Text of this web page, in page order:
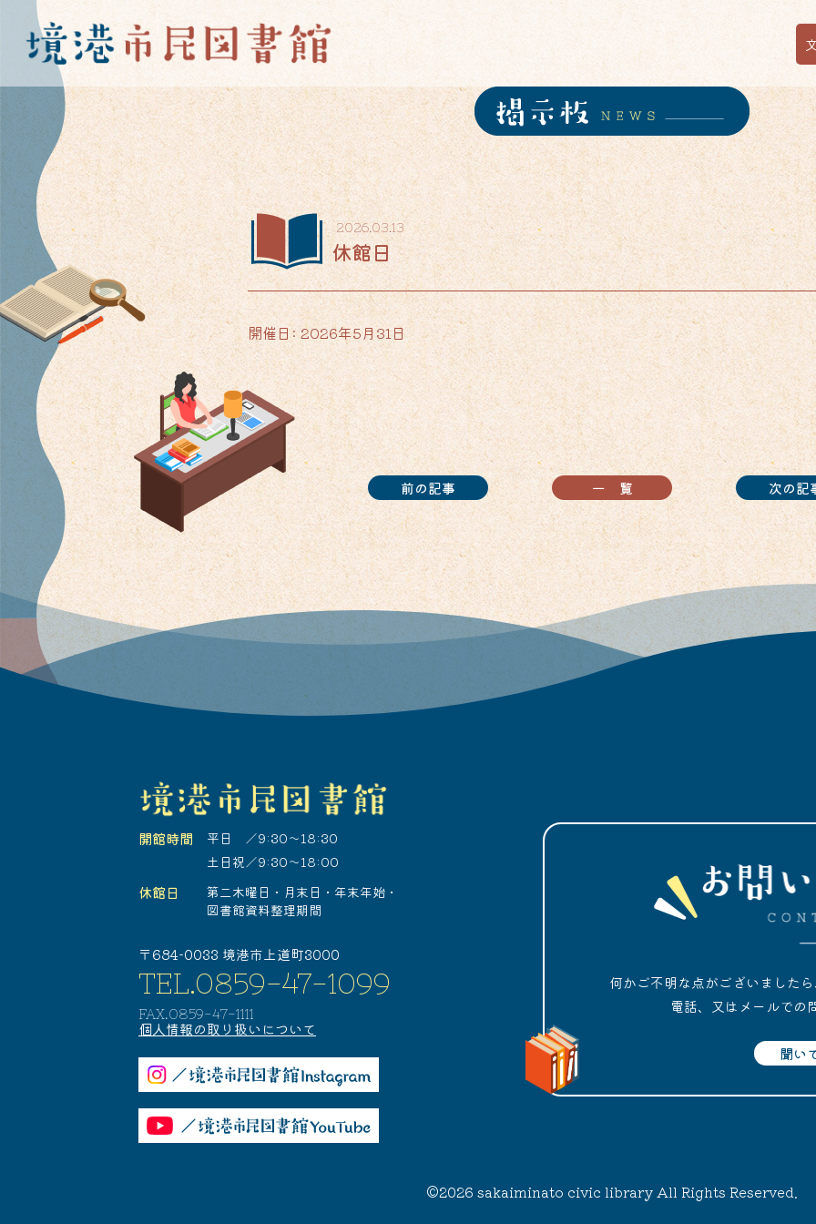
2026.03.13
休館日
開催日: 2026年5月31日
前の記事 一覧 次の記
開館時間
平日 ／9:30～18:30
土日祝／9:30～18:00
休館日 第二木曜日・ 月末日・ 年末年始・
図書館資料整理期間
〒684-0033 境港市上道町3000
TEL.0859-47-1099
FAX.0859-47-1111
個人情報の取り扱いについて
何かご不明な点がございました
電話、又はメールでの
聞い
©2026 sakaiminato civic library All Rights Reserved.